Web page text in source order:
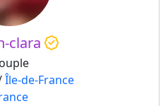
clara
Île-de-France